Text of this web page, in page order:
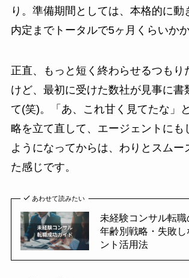
り。準備期間としては、本格的に動
内定までトータルで5ヶ月くらいか
正直、もっと短く終わらせるつもり
けど、最初に受けた数社が見事に書
て(笑)。「あ、これ甘く見てたな」
略を立て直して、エージェントにも
ようになってからは、わりとスムー
た感じです。
あわせて読みたい
未経験コンサル転職
年齢別戦略・失敗し
ント活用法